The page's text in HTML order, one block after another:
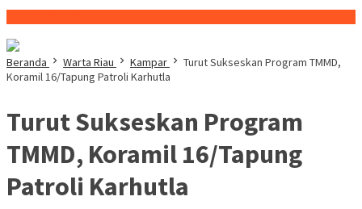
Beranda Warta Riau Kampar
Turut Sukseskan Program TMMD,
Koramil 16/Tapung Patroli Karhutla
Turut Sukseskan Program
TMMD, Koramil 16/Tapung
Patroli Karhutla